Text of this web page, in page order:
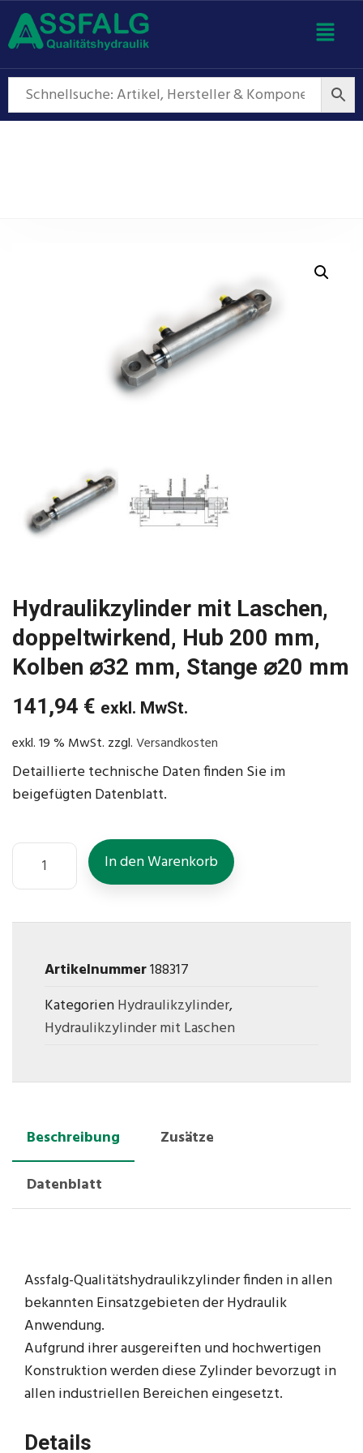
Hydraulikzylinder mit Laschen,
doppeltwirkend, Hub 200 mm,
Kolben ⌀32 mm, Stange ⌀20 mm
141,94 € exkl. MwSt.
exkl. 19 % MwSt. zzgl.Versandkosten
Detaillierte technische Daten finden Sie im
beigefügten Datenblatt.
In den Warenkorb
Artikelnummer188317
KategorienHydraulikzylinder,
Hydraulikzylinder mit Laschen
Beschreibung
Zusätze
Datenblatt
Assfalg-Qualitätshydraulikzylinder finden in allen
bekannten Einsatzgebieten der Hydraulik
Anwendung.
Aufgrund ihrer ausgereiften und hochwertigen
Konstruktion werden diese Zylinder bevorzugt in
allen industriellen Bereichen eingesetzt.
Details